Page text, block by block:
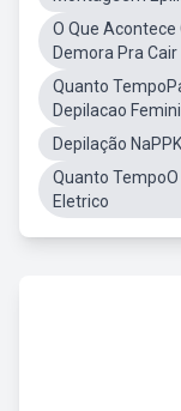
O Que Acontece
Demora Pra Cair
Quanto
Depilacao
Depilação NaPPK
Quanto
Eletrico